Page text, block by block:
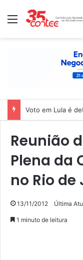
Menu
Voto em Lula é
Reunião
Plena da
no Rio de
13/11/2012 Última
1 minuto de leitura